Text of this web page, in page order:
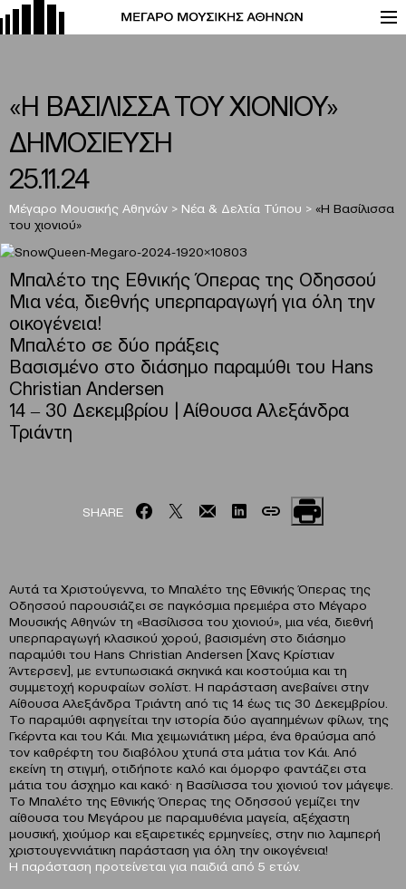
«Η ΒΑΣΙΛΙΣΣΑ ΤΟΥ ΧΙΟΝΙΟΥ»
ΔΗΜΟΣΙΕΥΣΗ
25.11.24
Μέγαρο Μουσικής Αθηνών > Νέα & Δελτία Τύπου > «Η Βασίλισσα
του χιονιού»
Μπαλέτο της Εθνικής Όπερας της Οδησσού
Μια νέα, διεθνής υπερπαραγωγή για όλη την
οικογένεια!
Μπαλέτο σε δύο πράξεις
Βασισμένο στο διάσημο παραμύθι του Hans
Christian Andersen
14 ‒ 30 Δεκεμβρίου | Αίθουσα Αλεξάνδρα
Τριάντη
SHARE
Αυτά τα Χριστούγεννα, το Μπαλέτο της Εθνικής Όπερας της
Οδησσού παρουσιάζει σε παγκόσμια πρεμιέρα στο Μέγαρο
Μουσικής Αθηνών τη «Βασίλισσα του χιονιού», μια νέα, διεθνή
υπερπαραγωγή κλασικού χορού, βασισμένη στο διάσημο
παραμύθι του Hans Christian Andersen [Χανς Κρίστιαν
Άντερσεν], με εντυπωσιακά σκηνικά και κοστούμια και τη
συμμετοχή κορυφαίων σολίστ. Η παράσταση ανεβαίνει στην
Αίθουσα Αλεξάνδρα Τριάντη από τις 14 έως τις 30 Δεκεμβρίου.
Το παραμύθι αφηγείται την ιστορία δύο αγαπημένων φίλων, της
Γκέρντα και του Κάι. Μια χειμωνιάτικη μέρα, ένα θραύσμα από
τον καθρέφτη του διαβόλου χτυπά στα μάτια τον Κάι. Από
εκείνη τη στιγμή, οτιδήποτε καλό και όμορφο φαντάζει στα
μάτια του άσχημο και κακό· η Βασίλισσα του χιονιού τον μάγεψε.
Το Μπαλέτο της Εθνικής Όπερας της Οδησσού γεμίζει την
αίθουσα του Μεγάρου με παραμυθένια μαγεία, αξέχαστη
μουσική, χιούμορ και εξαιρετικές ερμηνείες, στην πιο λαμπερή
χριστουγεννιάτικη παράσταση για όλη την οικογένεια!
Η παράσταση προτείνεται για παιδιά από 5 ετών.